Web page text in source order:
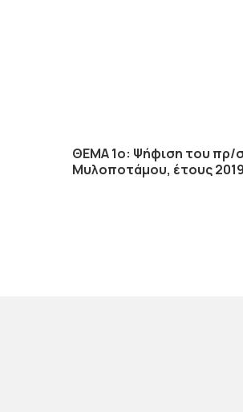
ΘΕΜΑ 1ο: Ψήφιση του πρ/
Μυλοποτάμου, έτους